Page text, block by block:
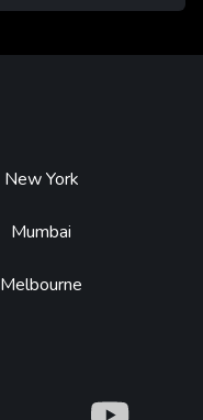
New York
Mumbai
Melbourne
What